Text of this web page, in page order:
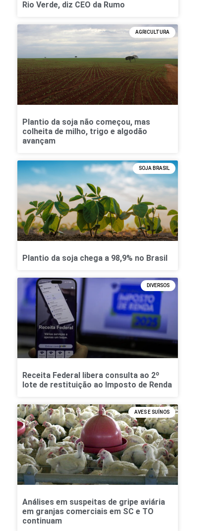
Rio Verde, diz CEO da Rumo
AGRICULTURA
Plantio da soja não começou, mas
colheita de milho, trigo e algodão
avançam
SOJA BRASIL
Plantio da soja chega a 98,9% no Brasil
DIVERSOS
Receita Federal libera consulta ao 2º
lote de restituição ao Imposto de Renda
AVES E SUÍNOS
Análises em suspeitas de gripe aviária
em granjas comerciais em SC e TO
continuam